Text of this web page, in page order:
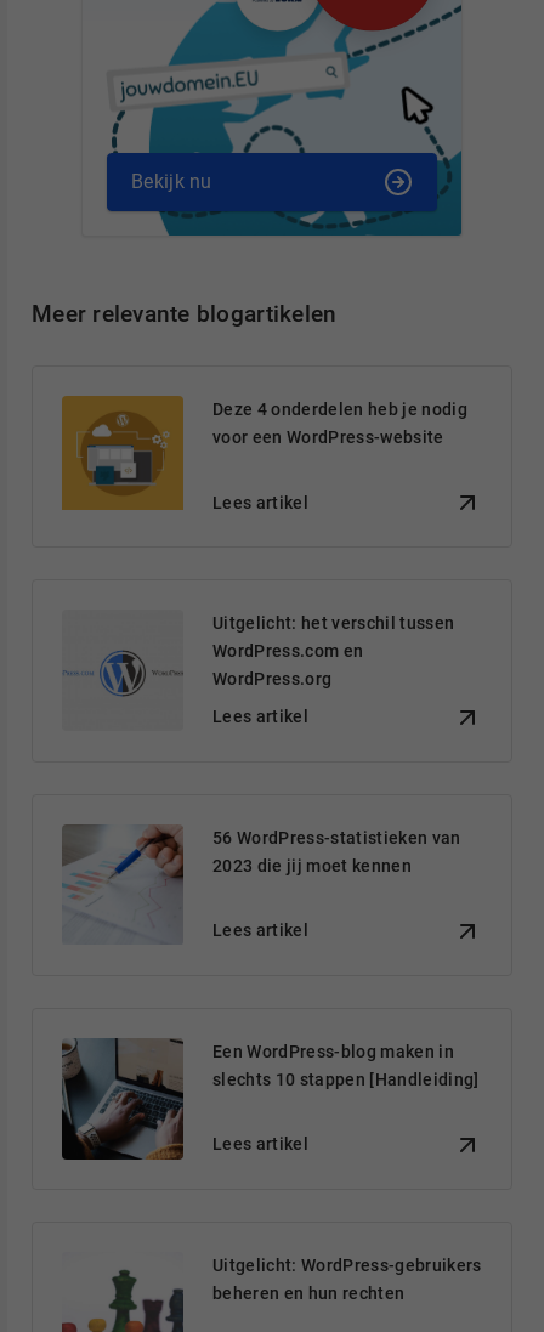
Bekijk nu
Meer relevante blogartikelen
Deze 4 onderdelen heb je nodig
voor een WordPress-website
Lees artikel
Uitgelicht: het verschil tussen
WordPress.com en
WordPress.org
Lees artikel
56 WordPress-statistieken van
2023 die jij moet kennen
Lees artikel
Een WordPress-blog maken in
slechts 10 stappen [Handleiding]
Lees artikel
Uitgelicht: WordPress-gebruikers
beheren en hun rechten